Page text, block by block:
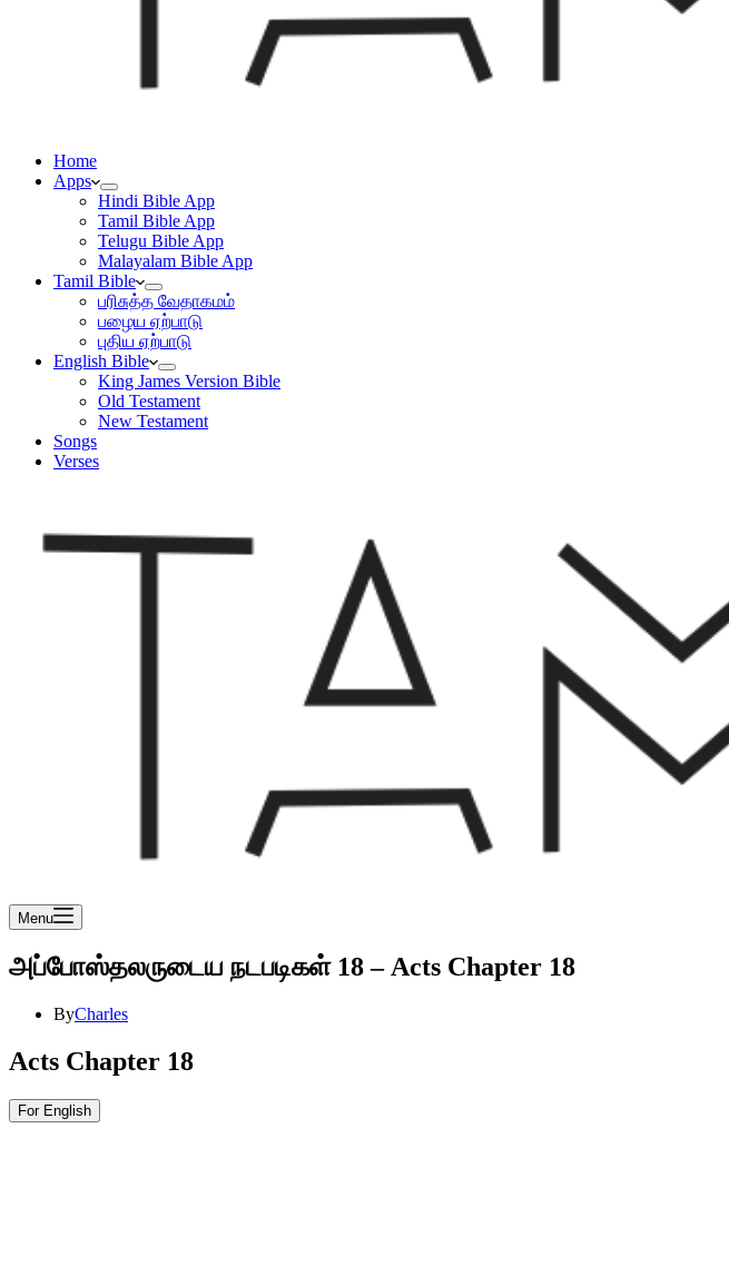
Home
Apps
Hindi Bible App
Tamil Bible App
Telugu Bible App
Malayalam Bible App
Tamil Bible
பரிசுத்த வேதாகமம்
பழைய ஏற்பாடு
புதிய ஏற்பாடு
English Bible
King James Version Bible
Old Testament
New Testament
Songs
Verses
Menu
அப்போஸ்தலருடைய நடபடிகள் 18 – Acts Chapter 18
ByCharles
Acts Chapter 18
For English